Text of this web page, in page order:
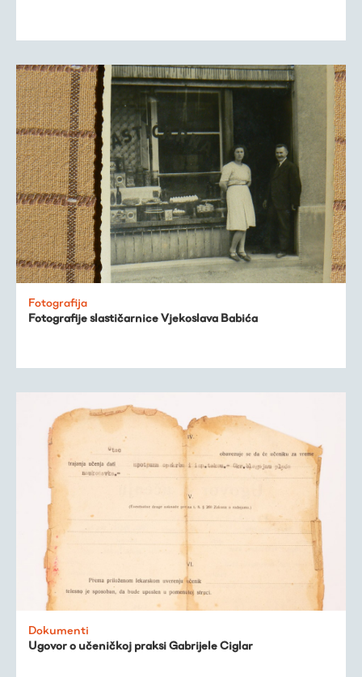
Publikacije
O nama
Fotografija
Fotografije slastičarnice Vjekoslava Babića
Dokumenti
Ugovor o učeničkoj praksi Gabrijele Ciglar